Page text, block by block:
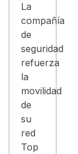
La
compañía
de
seguridad
refuerza
la
movilidad
de
su
red
Top